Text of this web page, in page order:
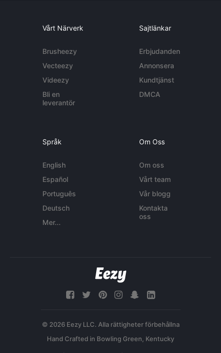
Vårt Närverk
Brusheezy
Vecteezy
Videezy
Bli en
leverantör
Sajtlänkar
Erbjudanden
Annonsera
Kundtjänst
DMCA
Språk
English
Español
Português
Deutsch
Mer...
Om Oss
Om oss
Vårt team
Vår blogg
Kontakta
oss
© 2026 Eezy LLC. Alla rättigheter förbehållna